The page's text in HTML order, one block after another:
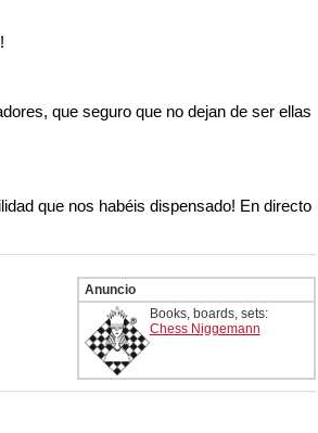
que seguro que no dejan de ser ellas
que nos habéis dispensado! En directo
Anuncio
Books, boards, sets:
Chess Niggemann